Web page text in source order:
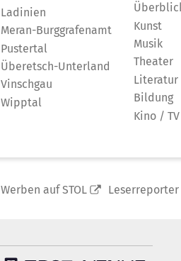
Ladinien
Meran-Burggrafenamt
Pustertal
Überetsch-Unterland
Vinschgau
Wipptal
Kunst
Musik
Theater
Literatur
Bildung
Kino / TV
Werben auf STOL